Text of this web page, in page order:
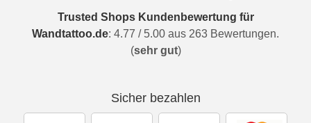
Trusted Shops Kundenbewertung für
Wandtattoo.de: 4.77 / 5.00 aus 263 Bewertungen.
(sehr gut)
Sicher bezahlen